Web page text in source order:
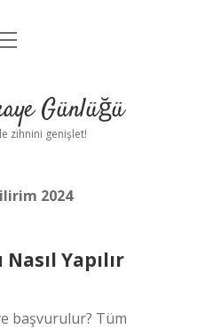
UyarıGünlüğü
zihnini genişlet!
2024
Yapılır
başvurulur? Tüm